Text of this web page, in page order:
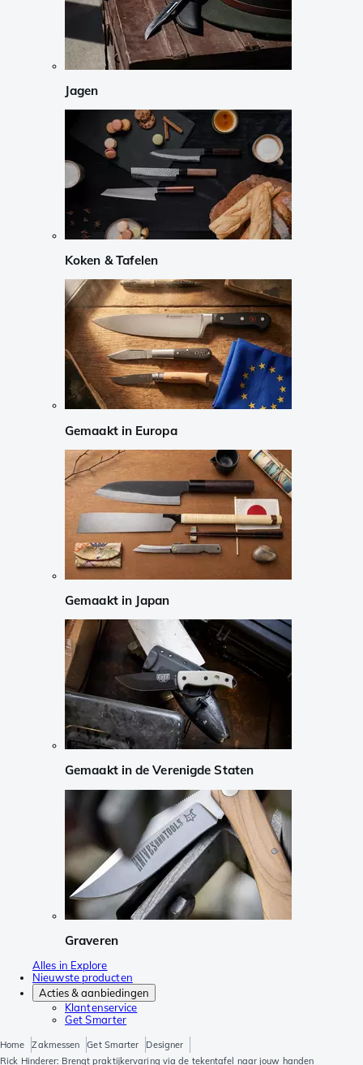
Jagen
Koken & Tafelen
Gemaakt in Europa
Gemaakt in Japan
Gemaakt in de Verenigde Staten
Graveren
Alles in Explore
Nieuwste producten
Acties & aanbiedingen
Klantenservice
Get Smarter
Home Zakmessen Get Smarter
Designer
Rick Hinderer: Brengt praktijkervaring via de tekentafel naar jouw handen